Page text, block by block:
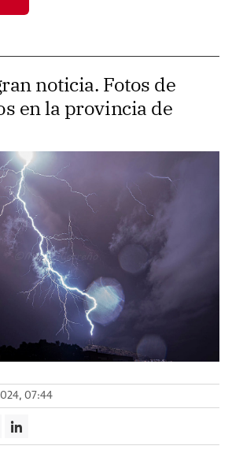
noticia. Fotos de
en la provincia de
07:44